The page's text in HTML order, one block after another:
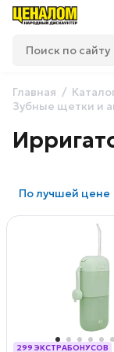
Главная
Зубные щетки и
Получшей цене
299 ЭКСТРАБОНУСОВ